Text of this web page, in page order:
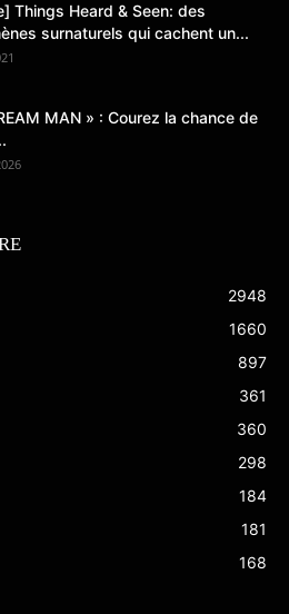
Things Heard & Seen: des
surnaturels qui cachent un...
MAN » : Courez la chance de
2948
1660
897
361
360
298
184
181
168